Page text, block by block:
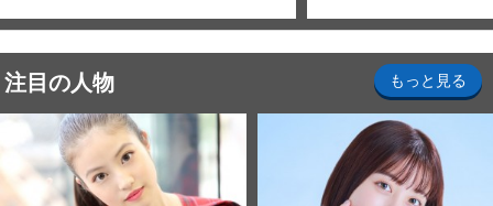
注目の人物 もっと見る